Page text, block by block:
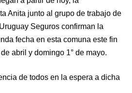
Anita junto al grupo de trabajo de
Seguros confirman la
fecha en esta comuna este fin
abril y domingo 1° de mayo.
de todos en la espera a dicha